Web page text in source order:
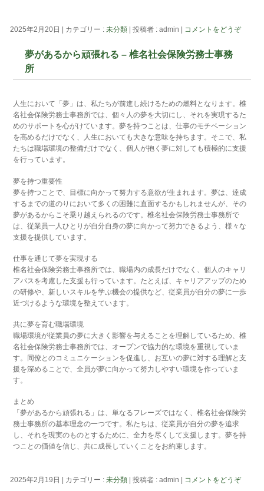
2025年2月20日 カテゴリー :未分類 |投稿者 : admin コメントをどうぞ
夢があるから頑張れる – 椎名社会保険労務士事務
所
人生において「夢」は、私たちが前進し続けるための燃料となります。椎
名社会保険労務士事務所では、個々人の夢を大切にし、それを実現するた
めのサポートを心がけています。夢を持つことは、仕事のモチベーション
を高めるだけでなく、人生においても大きな意味を持ちます。そこで、私
たちは職場環境の整備だけでなく、個人が抱く夢に対しても積極的に支援
を行っています。
夢を持つ重要性
夢を持つことで、目標に向かって努力する意欲が生まれます。夢は、達成
するまでの道のりにおいて多くの困難に直面するかもしれませんが、その
夢があるからこそ乗り越えられるのです。椎名社会保険労務士事務所で
は、従業員一人ひとりが自分自身の夢に向かって努力できるよう、様々な
支援を提供しています。
仕事を通じて夢を実現する
椎名社会保険労務士事務所では、職場内の成長だけでなく、個人のキャリ
アパスを考慮した支援も行っています。たとえば、キャリアアップのため
の研修や、新しいスキルを学ぶ機会の提供など、従業員が自分の夢に一歩
近づけるような環境を整えています。
共に夢を育む職場環境
職場環境が従業員の夢に大きく影響を与えることを理解しているため、椎
名社会保険労務士事務所では、オープンで協力的な環境を重視していま
す。同僚とのコミュニケーションを促進し、お互いの夢に対する理解と支
援を深めることで、全員が夢に向かって努力しやすい環境を作っていま
す。
まとめ
「夢があるから頑張れる」は、単なるフレーズではなく、椎名社会保険労
務士事務所の基本理念の一つです。私たちは、従業員が自分の夢を追求
し、それを現実のものとするために、全力を尽くして支援します。夢を持
つことの価値を信じ、共に成長していくことをお約束します。
2025年2月19日 カテゴリー :未分類 |投稿者 : admin コメントをどうぞ